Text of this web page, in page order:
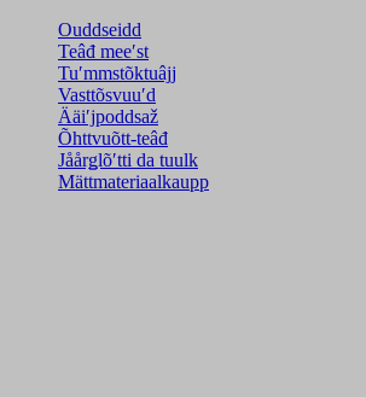
Ouddseidd
Teâđ meeʹst
Tuʹmmstõktuâjj
Vasttõsvuuʹd
Ääiʹjpoddsaž
Õhttvuõtt-teâđ
Jåårǥlõʹtti da tuulk
Mättmateriaalkaupp